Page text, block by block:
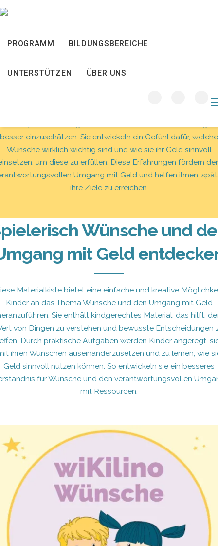
PROGRAMM BILDUNGSBEREICHE
UNTERSTÜTZEN ÜBER UNS
Materialkiste
Wünsche
besser einzuschätzen. Sie entwickeln ein Gefühl dafür, welche
Wünsche wirklich wichtig sind und wie sie ihr Geld sinnvoll
um diese zu erfüllen. Diese Erfahrungen fördern
Umgang mit Geld und helfen ihnen,
ihre Ziele zu erreichen.
Wünsche und
mit Geld
Materialkiste bietet eine einfache und kreative
Kinder an das Thema Wünsche und den Umgang mit Geld
Sie enthält kindgerechtes Material, das hilft,
von Dingen zu verstehen und bewusste Entscheidungen
Durch praktische Aufgaben werden Kinder angeregt,
ihren Wünschen auseinanderzusetzen und zu lernen, wie
Geld sinnvoll nutzen können. So entwickeln sie ein besseres
für Wünsche und den verantwortungsvollen
mit Ressourcen.